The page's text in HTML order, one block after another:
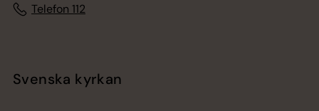
Telefon 112
Svenska kyrkan